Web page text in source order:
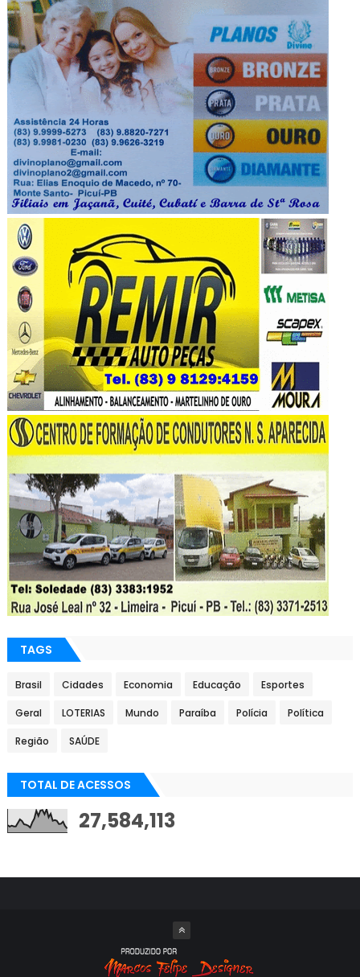
TAGS
Brasil Cidades Economia Educação Esportes
Geral LOTERIAS Mundo Paraíba Polícia Política
Região SAÚDE
TOTAL DE ACESSOS
27,584,113